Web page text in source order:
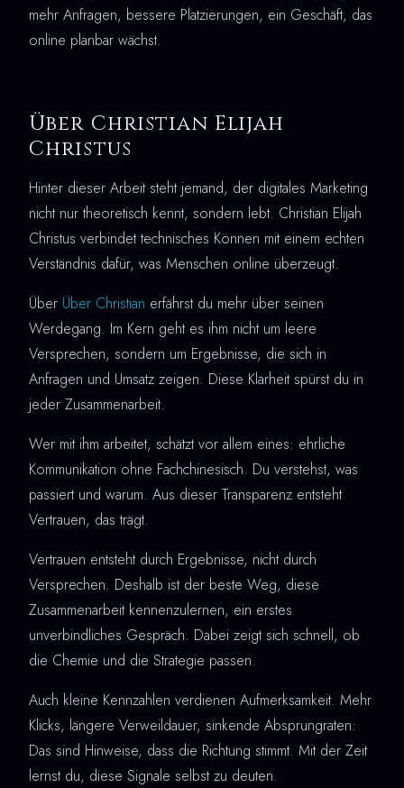
mehr Anfragen, bessere Platzierungen, ein Geschäft, das
online planbar wächst.
Über Christian Elijah
Christus
Hinter dieser Arbeit steht jemand, der digitales Marketing
nicht nur theoretisch kennt, sondern lebt. Christian Elijah
Christus verbindet technisches Können mit einem echten
Verständnis dafür, was Menschen online überzeugt.
Über Über Christian erfährst du mehr über seinen
Werdegang. Im Kern geht es ihm nicht um leere
Versprechen, sondern um Ergebnisse, die sich in
Anfragen und Umsatz zeigen. Diese Klarheit spürst du in
jeder Zusammenarbeit.
Wer mit ihm arbeitet, schätzt vor allem eines: ehrliche
Kommunikation ohne Fachchinesisch. Du verstehst, was
passiert und warum. Aus dieser Transparenz entsteht
Vertrauen, das trägt.
Vertrauen entsteht durch Ergebnisse, nicht durch
Versprechen. Deshalb ist der beste Weg, diese
Zusammenarbeit kennenzulernen, ein erstes
unverbindliches Gespräch. Dabei zeigt sich schnell, ob
die Chemie und die Strategie passen.
Auch kleine Kennzahlen verdienen Aufmerksamkeit. Mehr
Klicks, längere Verweildauer, sinkende Absprungraten:
Das sind Hinweise, dass die Richtung stimmt. Mit der Zeit
lernst du, diese Signale selbst zu deuten.